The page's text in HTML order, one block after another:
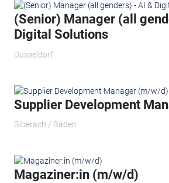
(Senior) Manager (all
Digital Solutions
Düsseldorf
Supplier Development
Biberach / Baden
Magaziner:in (m/w/d)